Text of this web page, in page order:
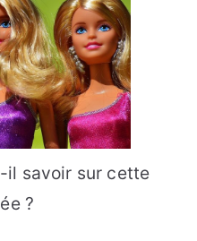
il savoir sur cette
?